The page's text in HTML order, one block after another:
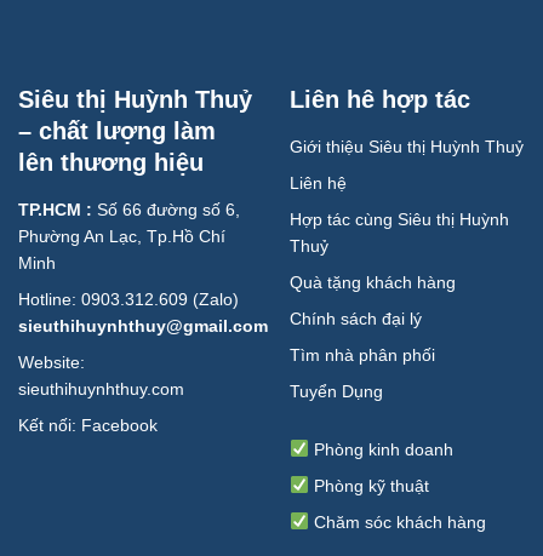
Siêu thị Huỳnh Thuỷ
– chất lượng làm
lên thương hiệu
TP.HCM : Số 66 đường số 6,
Phường An Lạc, Tp.Hồ Chí
Minh
Hotline: 0903.312.609 (Zalo)
sieuthihuynhthuy@gmail.com
Website:
sieuthihuynhthuy.com
Kết nối: Facebook
Liên hê hợp tác
Giới thiệu Siêu thị Huỳnh Thuỷ
Liên hệ
Hợp tác cùng Siêu thị Huỳnh
Thuỷ
Quà tặng khách hàng
Chính sách đại lý
Tìm nhà phân phối
Tuyển Dụng
Phòng kinh doanh
Phòng kỹ thuật
Chăm sóc khách hàng